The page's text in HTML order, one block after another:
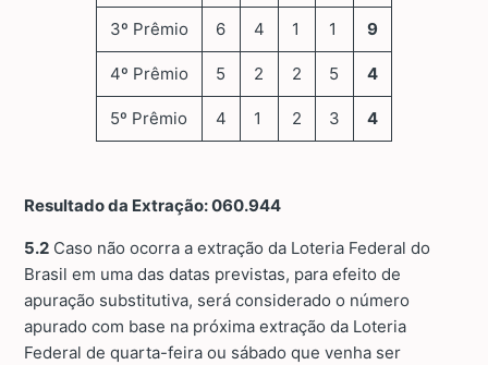
3º Prêmio 6 4 1 1 9
4º Prêmio 5 2 2 5 4
5º Prêmio 4 1 2 3 4
Resultado da Extração: 060.944
5.2 Caso não ocorra a extração da Loteria Federal do
Brasil em uma das datas previstas, para efeito de
apuração substitutiva, será considerado o número
apurado com base na próxima extração da Loteria
Federal de quarta-feira ou sábado que venha ser